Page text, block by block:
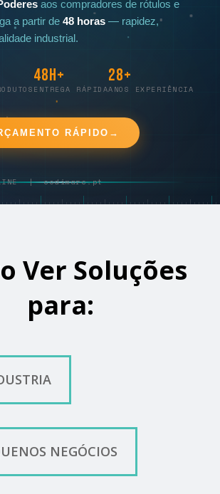
aos compradores de rótulos e
a partir de 48 horas — rapidez,
industrial.
48h+
ENTREGA RÁPIDA
28+
ANOS EXPERIÊNCIA
RÁPIDO →
| codimarc.pt
Ver Soluções
para:
NEGÓCIOS